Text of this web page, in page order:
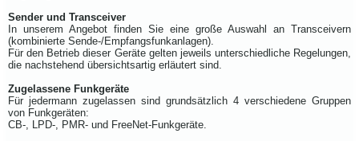
Sender und Transceiver
In unserem Angebot finden Sie eine große Auswahl an Transceivern
(kombinierte Sende-/Empfangsfunkanlagen).
Für den Betrieb dieser Geräte gelten jeweils unterschiedliche Regelungen,
die nachstehend übersichtsartig erläutert sind.
Zugelassene Funkgeräte
Für jedermann zugelassen sind grundsätzlich 4 verschiedene Gruppen
von Funkgeräten:
CB-, LPD-, PMR- und FreeNet-Funkgeräte.